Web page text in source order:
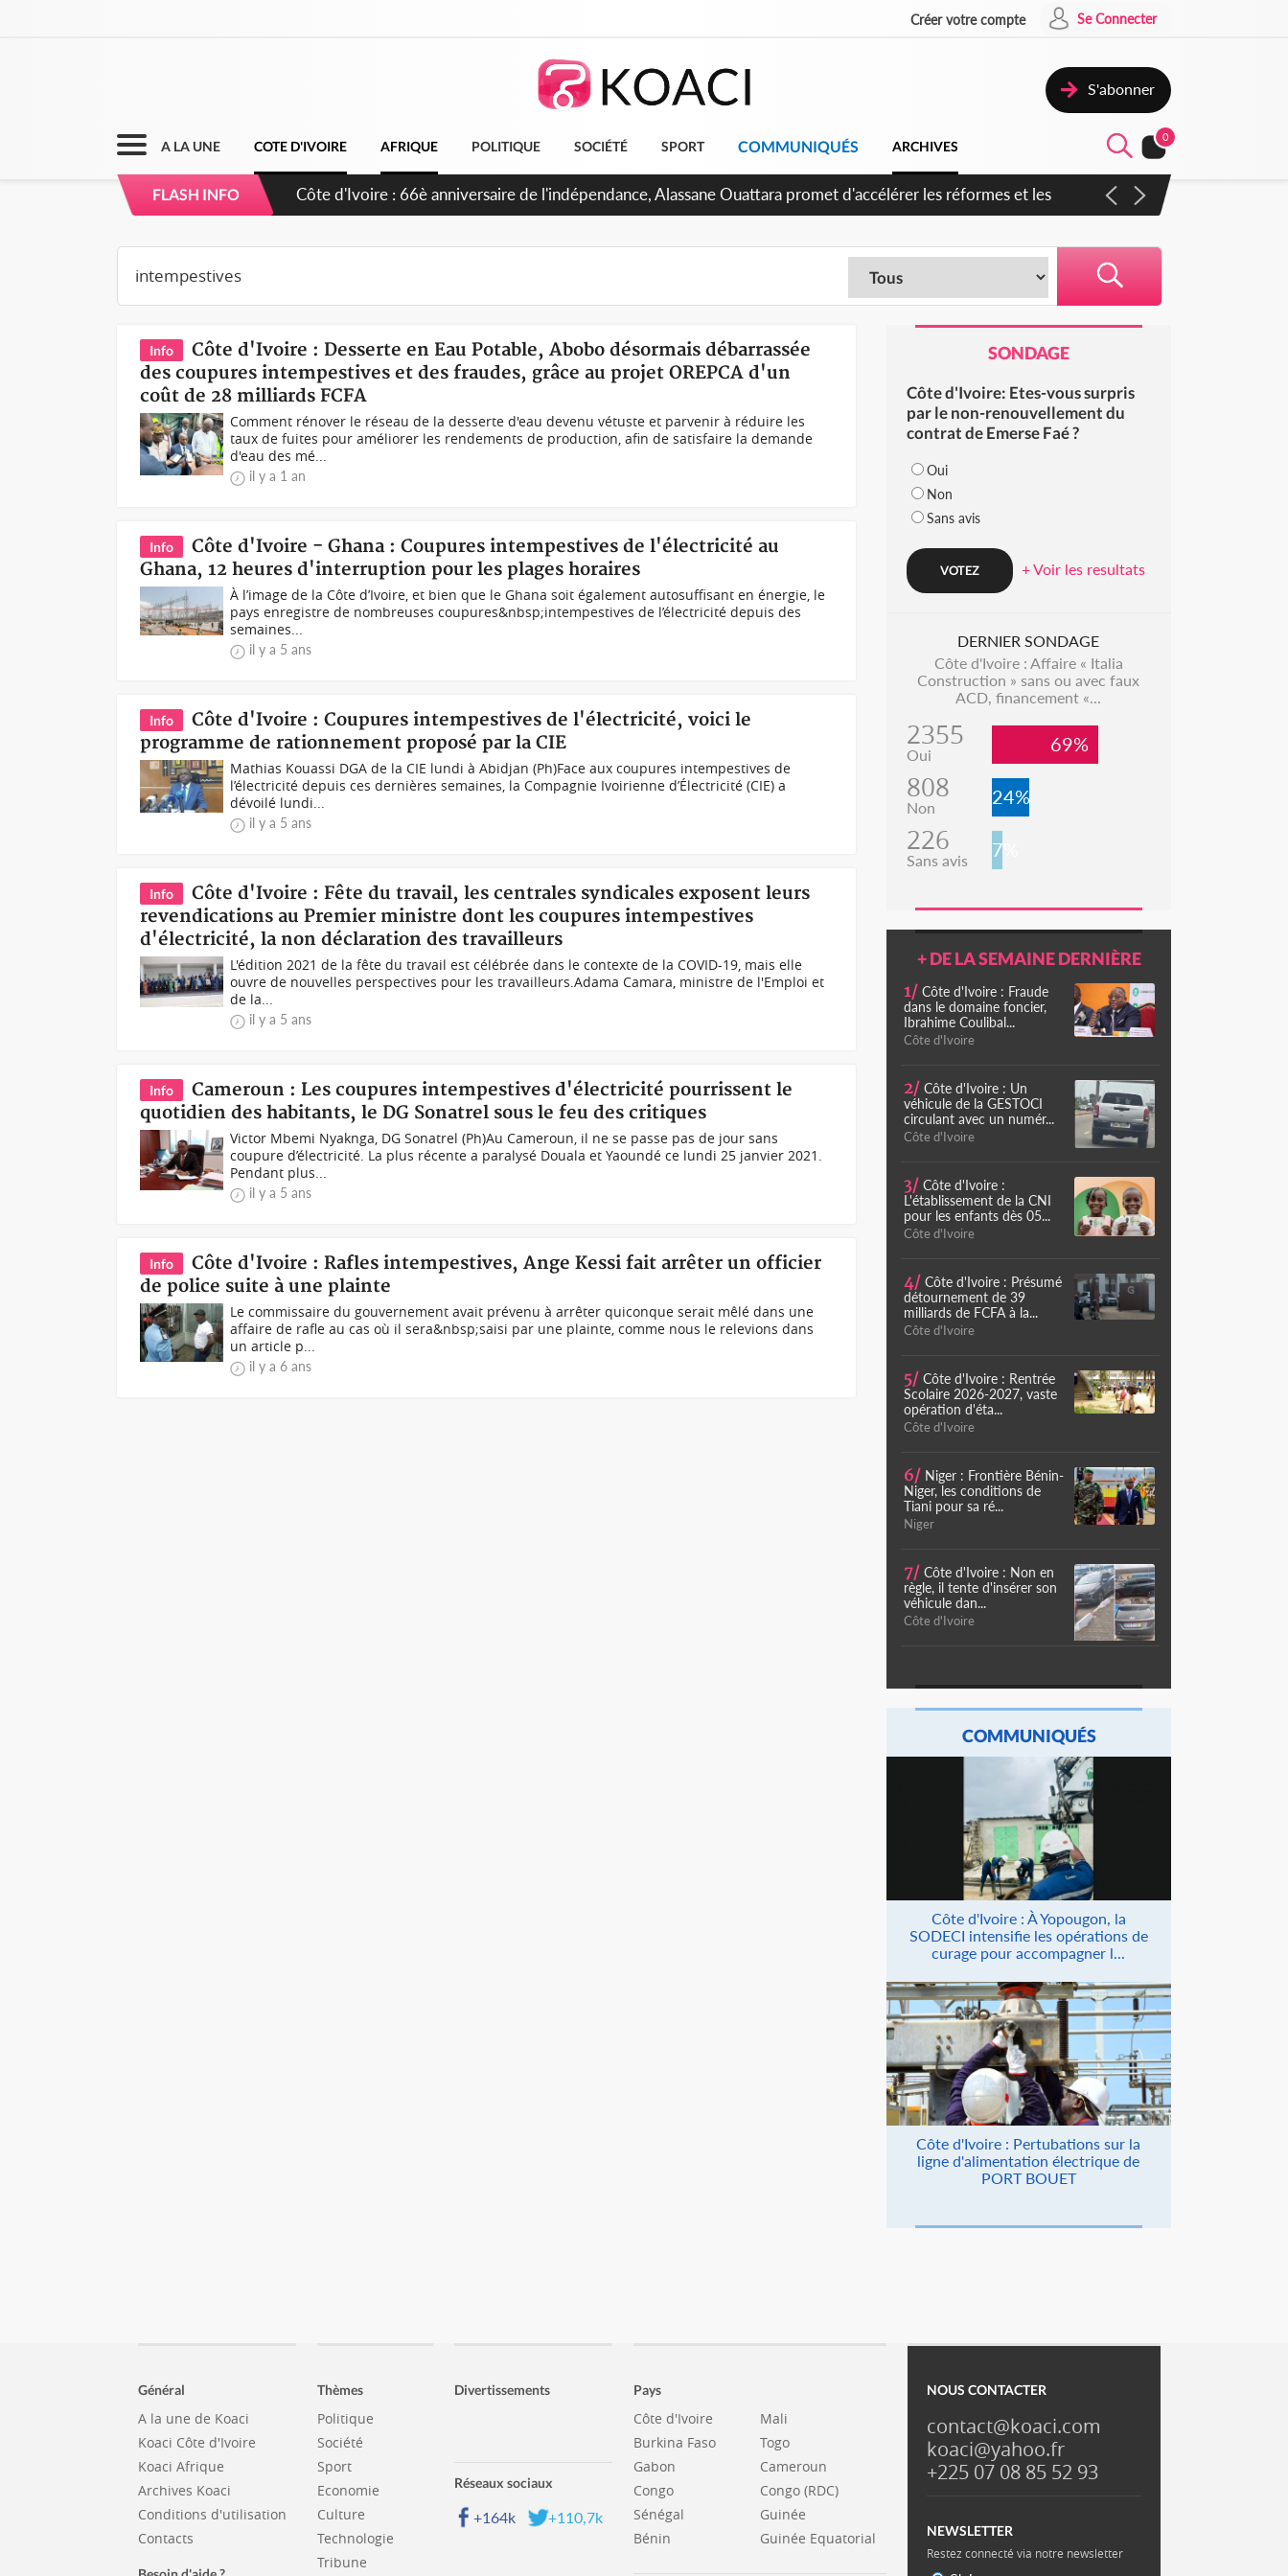
Créer votre compte Se Connecter
S'abonner
A LA UNE COTE D'IVOIRE AFRIQUE POLITIQUE SOCIÉTÉ SPORT COMMUNIQUÉS ARCHIVES
0
FLASH INFO
Côte d'Ivoire : 66è anniversaire de l'indépendance, Alassane Ouattara promet d'accélérer les réformes et les
Info
Côte d'Ivoire : Desserte en Eau Potable, Abobo désormais débarrassée
des coupures intempestives et des fraudes, grâce au projet OREPCA d'un
coût de 28 milliards FCFA
Comment rénover le réseau de la desserte d'eau devenu vétuste et parvenir à réduire les
taux de fuites pour améliorer les rendements de production, afin de satisfaire la demande
d'eau des mé...
il y a 1 an
Info
Côte d'Ivoire - Ghana : Coupures intempestives de l'électricité au
Ghana, 12 heures d'interruption pour les plages horaires
À l’image de la Côte d’Ivoire, et bien que le Ghana soit également autosuffisant en énergie, le
pays enregistre de nombreuses coupures&nbsp;intempestives de l’électricité depuis des
semaines...
il y a 5 ans
Info
Côte d'Ivoire : Coupures intempestives de l'électricité, voici le
programme de rationnement proposé par la CIE
Mathias Kouassi DGA de la CIE lundi à Abidjan (Ph)Face aux coupures intempestives de
l’électricité depuis ces dernières semaines, la Compagnie Ivoirienne d’Électricité (CIE) a
dévoilé lundi...
il y a 5 ans
Info
Côte d'Ivoire : Fête du travail, les centrales syndicales exposent leurs
revendications au Premier ministre dont les coupures intempestives
d'électricité, la non déclaration des travailleurs
L'édition 2021 de la fête du travail est célébrée dans le contexte de la COVID-19, mais elle
ouvre de nouvelles perspectives pour les travailleurs.Adama Camara, ministre de l'Emploi et
de la...
il y a 5 ans
Info
Cameroun : Les coupures intempestives d'électricité pourrissent le
quotidien des habitants, le DG Sonatrel sous le feu des critiques
Victor Mbemi Nyaknga, DG Sonatrel (Ph)Au Cameroun, il ne se passe pas de jour sans
coupure d’électricité. La plus récente a paralysé Douala et Yaoundé ce lundi 25 janvier 2021.
Pendant plus...
il y a 5 ans
Info
Côte d'Ivoire : Rafles intempestives, Ange Kessi fait arrêter un officier
de police suite à une plainte
Le commissaire du gouvernement avait prévenu à arrêter quiconque serait mêlé dans une
affaire de rafle au cas où il sera&nbsp;saisi par une plainte, comme nous le relevions dans
un article p...
il y a 6 ans
SONDAGE
Côte d'Ivoire: Etes-vous surpris
par le non-renouvellement du
contrat de Emerse Faé ?
Oui
Non
Sans avis
+ Voir les resultats
DERNIER SONDAGE
Côte d'Ivoire : Affaire « Italia
Construction » sans ou avec faux
ACD, financement «...
2355
Oui 69%
808
Non 24%
226
Sans avis 7%
+ DE LA SEMAINE DERNIÈRE
1/ Côte d'Ivoire : Fraude
dans le domaine foncier,
Ibrahime Coulibal...
Côte d'Ivoire
2/ Côte d'Ivoire : Un
véhicule de la GESTOCI
circulant avec un numér...
Côte d'Ivoire
3/ Côte d'Ivoire :
L'établissement de la CNI
pour les enfants dès 05...
Côte d'Ivoire
4/ Côte d'Ivoire : Présumé
détournement de 39
milliards de FCFA à la...
Côte d'Ivoire
5/ Côte d'Ivoire : Rentrée
Scolaire 2026-2027, vaste
opération d'éta...
Côte d'Ivoire
6/ Niger : Frontière Bénin-
Niger, les conditions de
Tiani pour sa ré...
Niger
7/ Côte d'Ivoire : Non en
règle, il tente d'insérer son
véhicule dan...
Côte d'Ivoire
COMMUNIQUÉS
Côte d'Ivoire : À Yopougon, la
SODECI intensifie les opérations de
curage pour accompagner l...
Côte d'Ivoire : Pertubations sur la
ligne d'alimentation électrique de
PORT BOUET
Général
A la une de Koaci
Koaci Côte d'Ivoire
Koaci Afrique
Archives Koaci
Conditions d'utilisation
Contacts
Thèmes
Politique
Société
Sport
Economie
Culture
Technologie
Tribune
Divertissements
Réseaux sociaux
+164k +110,7k
Pays
Côte d'Ivoire
Burkina Faso
Gabon
Congo
Sénégal
Bénin
Mali
Togo
Cameroun
Congo (RDC)
Guinée
Guinée Equatorial
NOUS CONTACTER
contact@koaci.com
koaci@yahoo.fr
+225 07 08 85 52 93
NEWSLETTER
Restez connecté via notre newsletter